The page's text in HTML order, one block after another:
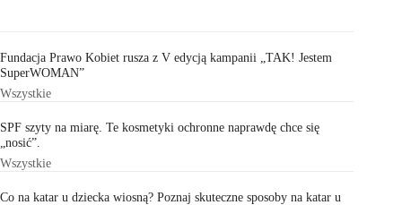
Fundacja Prawo Kobiet rusza z V edycją kampanii „TAK! Jestem
SuperWOMAN”
Wszystkie
SPF szyty na miarę. Te kosmetyki ochronne naprawdę chce się
„nosić”.
Wszystkie
Co na katar u dziecka wiosną? Poznaj skuteczne sposoby na katar u